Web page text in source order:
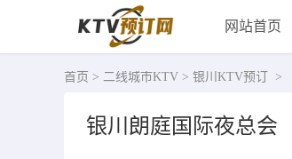
网站首页
首页 > 二线城市KTV > 银川KTV预订 >
银川朗庭国际夜总会